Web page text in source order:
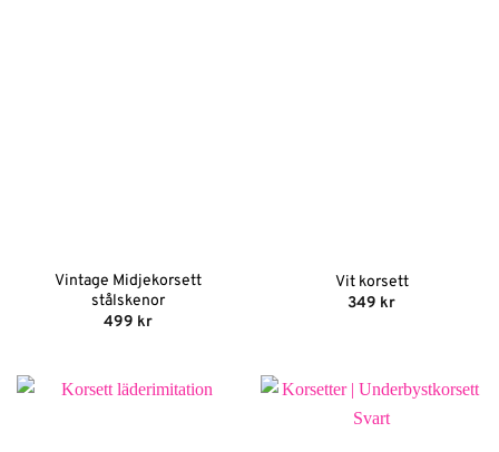
Vintage Midjekorsett
stålskenor
499 kr
Vit korsett
349 kr